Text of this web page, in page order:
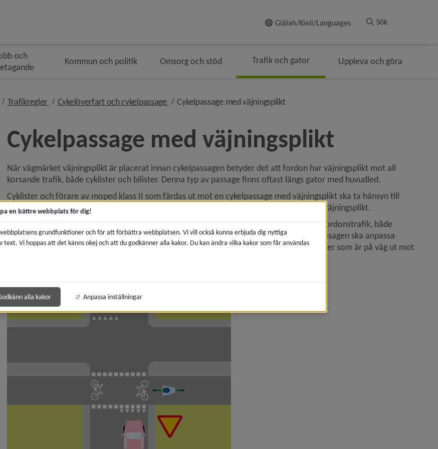
Giälah/Kieli/Languages Sök
och
Kommun och politik Omsorg och stöd Trafik och gator Uppleva och göra
nivå i brödsmulenavigeringen
Trafikregler nivå i brödsmulenavigeringen
Cykelöverfart och cykelpassage nivå i brödsmulenavigeringen
Cykelpassage med väjningspliktnivå i brödsmulenavigeringen
Buss, båt, flyg och tåg
Cykel
Trafikplanering
Trafikregler och trafiksäkerhet
Trafikregler
Cykelpassage med väjningsplikt
När vägmärket väjningsplikt är placerat innan cykelpassagen betyder det att fordon har väjningsplikt mot all
korsande trafik, både cyklister och bilister. Denna typ av passage finns oftast längs gator med huvudled.
Cyklister och förare av moped klass II som färdas ut mot en cykelpassage med väjningsplikt ska ta hänsyn till
avståndet och hastigheten hos fordonen som närmar sig passagen. Korsande trafik har väjningsplikt.
Vid en cykelpassage med väjningsplikt har fordonsförare väjningsplikt mot all korsande fordonstrafik, både
cyklister och bilister. En fordonsförare som ska svänga av huvudleden och korsa cykelpassagen ska anpassa
hastigheten så att det inte uppstår fara för cyklister som är ute på cykelpassagen. Cyklister som är på väg ut mot
en bättre webbplats för dig!
grundfunktioner och för att förbättra webbplatsen. Vi vill också kunna erbjuda dig nyttiga
Vi hoppas att det känns okej och att du godkänner alla kakor. Du kan ändra vilka kakor som får användas
alla kakor Anpassa inställningar